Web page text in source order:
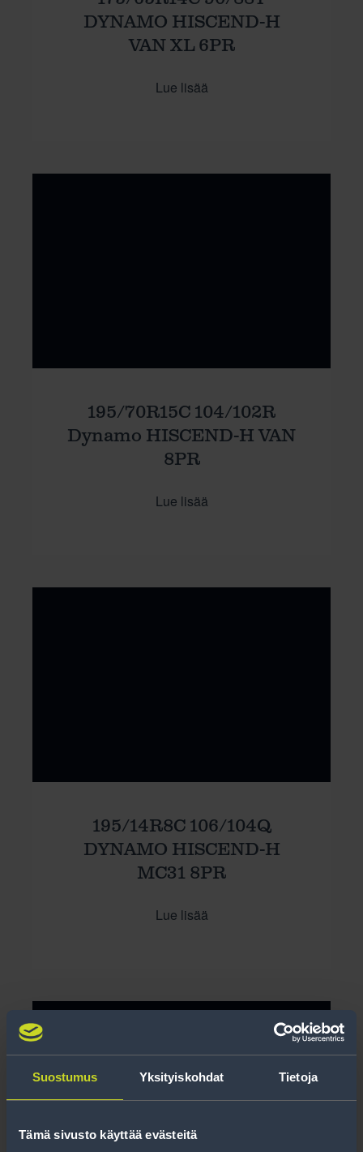
Suostumus Yksityiskohdat Tietoja
Tämä sivusto käyttää evästeitä
DYNAMO HISCEND-H
VAN XL 6PR
Lue lisää
195/70R15C 104/102R
Dynamo HISCEND-H VAN
8PR
Lue lisää
195/14R8C 106/104Q
DYNAMO HISCEND-H
MC31 8PR
Lue lisää